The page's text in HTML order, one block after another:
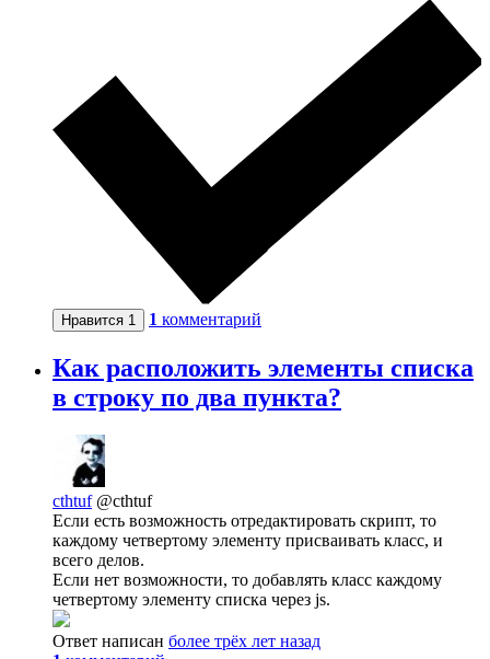
Нравится 1 1 комментарий
Как расположить элементы списка
в строку по два пункта?
cthtuf @cthtuf
Если есть возможность отредактировать скрипт, то
каждому четвертому элементу присваивать класс, и
всего делов.
Если нет возможности, то добавлять класс каждому
четвертому элементу списка через js.
Ответ написан более трёх лет назад